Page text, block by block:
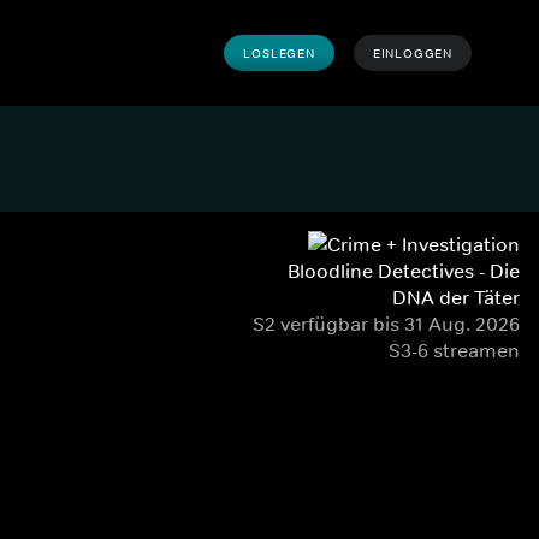
LOSLEGEN EINLOGGEN
Bloodline Detectives - Die
DNA der Täter
S2 verfügbar bis 31 Aug. 2026
S3-6 streamen